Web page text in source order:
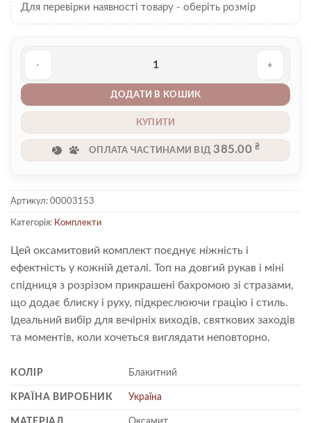
Для перевірки наявності товару - оберіть розмір
ДОДАТИ В КОШИК
КУПИТИ
ОПЛАТА ЧАСТИНАМИ ВІД 385.00₴
Артикул: 00003153
Категорія: Комплекти
Цей оксамитовий комплект поєднує ніжність і
ефектність у кожній деталі. Топ на довгий рукав і міні
спідниця з розрізом прикрашені бахромою зі стразами,
що додає блиску і руху, підкреслюючи грацію і стиль.
Ідеальний вибір для вечірніх виходів, святкових заходів
та моментів, коли хочеться виглядати неповторно.
КОЛІР Блакитний
КРАЇНА ВИРОБНИК Україна